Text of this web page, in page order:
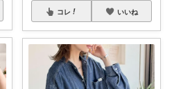
コレ いいね